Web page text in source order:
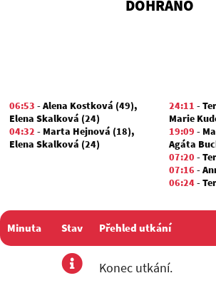
DOHRÁNO
06:53 -Alena Kostková (49),
Elena Skalková (24)
04:32 - Marta Hejnová (18),
Elena Skalková (24)
24:11 -
Marie
19:09 -
Agáta
07:20 -
07:16 -
06:24-
Minuta Stav Přehled utkání
Konec utkání.